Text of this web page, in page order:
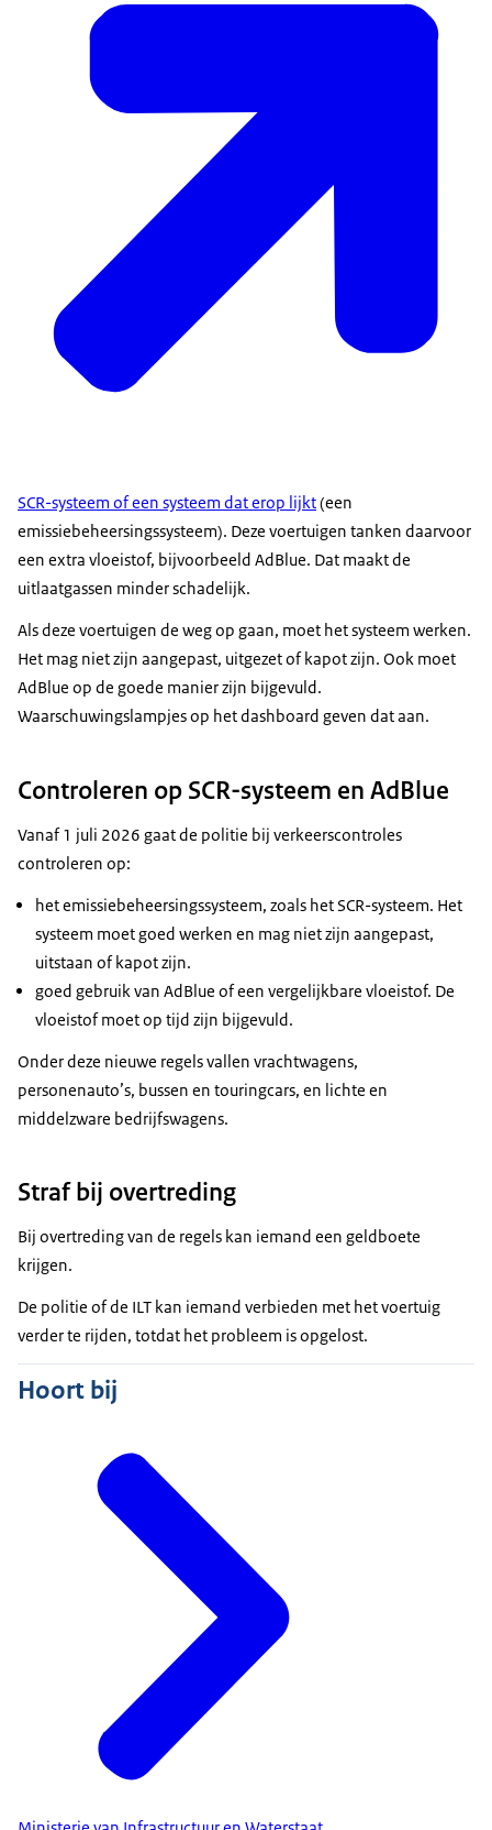
SCR-systeem of een systeem dat erop lijkt(een
emissiebeheersingssysteem). Deze voertuigen tanken daarvoor
een extra vloeistof, bijvoorbeeld AdBlue. Dat maakt de
uitlaatgassen minder schadelijk.
Als deze voertuigen de weg op gaan, moet het systeem werken.
Het mag niet zijn aangepast, uitgezet of kapot zijn. Ook moet
AdBlue op de goede manier zijn bijgevuld.
Waarschuwingslampjes op het dashboard geven dat aan.
Controleren op SCR-systeem en AdBlue
Vanaf 1 juli 2026 gaat de politie bij verkeerscontroles
controleren op:
het emissiebeheersingssysteem, zoals het SCR-systeem. Het
systeem moet goed werken en mag niet zijn aangepast,
uitstaan of kapot zijn.
goed gebruik van AdBlue of een vergelijkbare vloeistof. De
vloeistof moet op tijd zijn bijgevuld.
Onder deze nieuwe regels vallen vrachtwagens,
personenauto’s, bussen en touringcars, en lichte en
middelzware bedrijfswagens.
Straf bij overtreding
Bij overtreding van de regels kan iemand een geldboete
krijgen.
De politie of de ILT kan iemand verbieden met het voertuig
verder te rijden, totdat het probleem is opgelost.
Hoort bij